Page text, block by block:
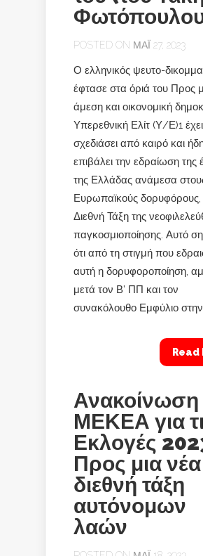
POSTED ON ΜΆΙ 27, 2023
Ο ελληνικός ψευτο-
έφτασε στα όριά του Προς
άμεση και οικονομική
Υπερεθνική Ελίτ (Υ/Ε)1 έχει
σχεδιάσει από καιρό και
επιβάλει την εδραίωση της
της Ελλάδας ανάμεσα
Ευρωπαϊκούς
Διεθνή Τάξη της
παγκοσμιοποίησης. Αυτό
ότι από τη στιγμή που
αυτή η δορυφοροποίηση,
μετά τον Β’ ΠΠ και τον
συνακόλουθο Εμφύλιο στην...
Read
Ανακοίνωση
ΜΕΚΕΑ για
Εκλογές
Προς μια νέα
διεθνή τάξη
αυτόνομων
λαών